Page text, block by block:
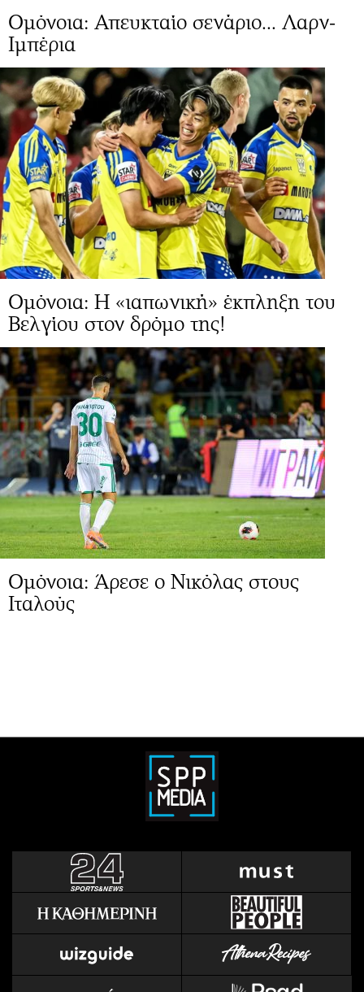
Ομόνοια: Απευκταίο σενάριο... Λαρν-
Ιμπέρια
Ομόνοια: Η «ιαπωνική» έκπληξη του
Βελγίου στον δρόμο της!
Ομόνοια: Άρεσε ο Νικόλας στους
Ιταλούς